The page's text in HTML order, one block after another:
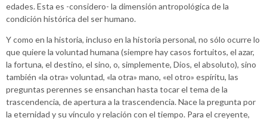
edades. Esta es -considero- la dimensión antropológica de la
condición histórica del ser humano.
Y como en la historia, incluso en la historia personal, no sólo ocurre lo
que quiere la voluntad humana (siempre hay casos fortuitos, el azar,
la fortuna, el destino, el sino, o, simplemente, Dios, el absoluto), sino
también «la otra» voluntad, «la otra» mano, «el otro» espíritu, las
preguntas perennes se ensanchan hasta tocar el tema de la
trascendencia, de apertura a la trascendencia. Nace la pregunta por
la eternidad y su vínculo y relación con el tiempo. Para el creyente,